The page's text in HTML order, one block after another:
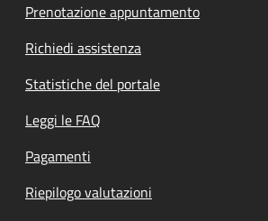
Prenotazione appuntamento
Richiedi assistenza
Statistiche del portale
Leggi le FAQ
Pagamenti
Riepilogo valutazioni